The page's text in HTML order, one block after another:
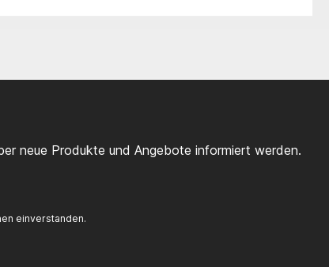
neue Produkte und Angebote informiert werden.
einverstanden.